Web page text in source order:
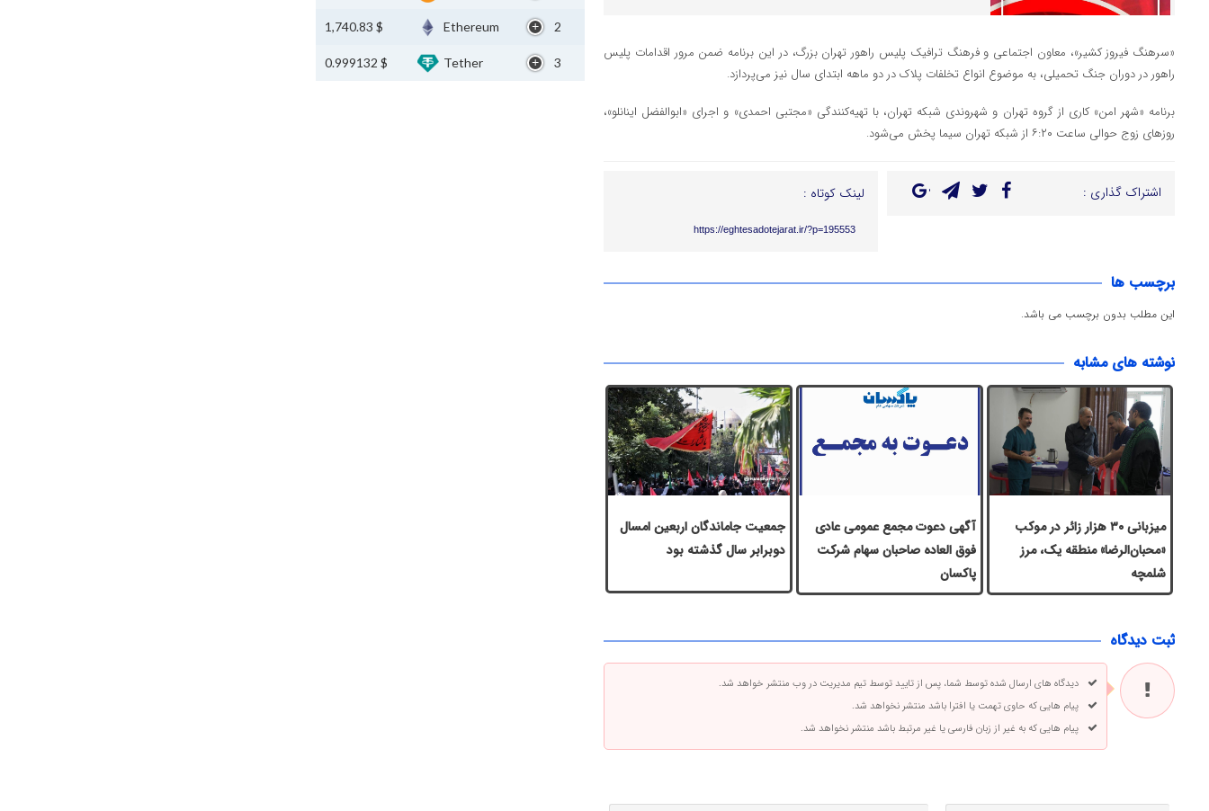
«سرهنگ فیروز کشیر»، معاون اجتماعی و فرهنگ ترافیک پلیس راهور تهران بزرگ، در این برنامه ضمن مرور اقدامات پلیس
راهور در دوران جنگ تحمیلی، به موضوع انواع تخلفات پلاک در دو ماهه ابتدای سال نیز می‌پردازد.
برنامه «شهر امن» کاری از گروه تهران و شهروندی شبکه تهران، با تهیه‌کنندگی «مجتبی احمدی» و اجرای «ابوالفضل اینانلو»،
روزهای زوج حوالی ساعت ۶:۲۰ از شبکه تهران سیما پخش می‌شود.
اشتراک گذاری : لینک کوتاه :
https://eghtesadotejarat.ir/?p=195553
برچسب ها
این مطلب بدون برچسب می باشد.
نوشته های مشابه
میزبانی ۳۰ هزار زائر در موکب
«محبان‌الرضا» منطقه یک، مرز
شلمچه
آگهی دعوت مجمع عمومی عادی
فوق العاده صاحبان سهام شرکت
پاكسان
جمعیت جاماندگان اربعین امسال
دوبرابر سال گذشته بود
ثبت دیدگاه
دیدگاه های ارسال شده توسط شما، پس از تایید توسط تیم مدیریت در وب منتشر خواهد شد.
پیام هایی که حاوی تهمت یا افترا باشد منتشر نخواهد شد.
پیام هایی که به غیر از زبان فارسی یا غیر مرتبط باشد منتشر نخواهد شد.
2
Ethereum
$ 1,740.83
3
Tether
$ 0.999132